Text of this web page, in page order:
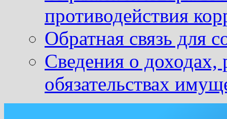
противодействия
Обратная связь для
Сведения о доходах,
обязательствах